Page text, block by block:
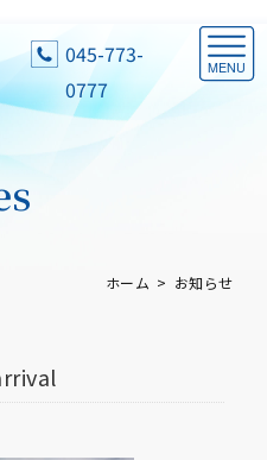
045-773-
0777
ホーム お知らせ